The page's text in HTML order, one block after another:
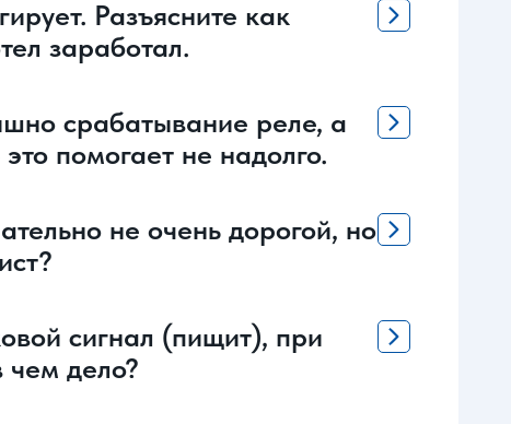
Разъясните как
заработал.
срабатывание реле, а
помогает не надолго.
не очень дорогой, но
сигнал (пищит), при
чем дело?